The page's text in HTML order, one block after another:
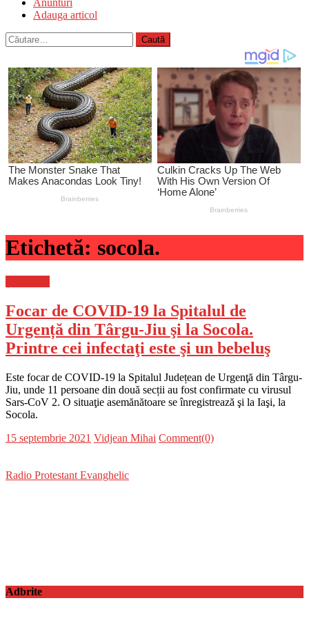
Anunturi
Adauga articol
Caută
după:
Etichetă: socola.
Focar de COVID-19 la Spitalul de
Urgență din Târgu-Jiu şi la Socola.
Printre cei infectaţi este şi un bebeluş
Este focar de COVID-19 la Spitalul Județean de Urgenţă din Târgu-
Jiu, unde 11 persoane din două secții au fost confirmate cu virusul
Sars-CoV 2. O situaţie asemănătoare se înregistrează şi la Iaşi, la
Socola.
Posted
15 septembrie 2021 Author
Vidjean Mihai Comment(0)
Radio Protestant Evanghelic
Adbrite